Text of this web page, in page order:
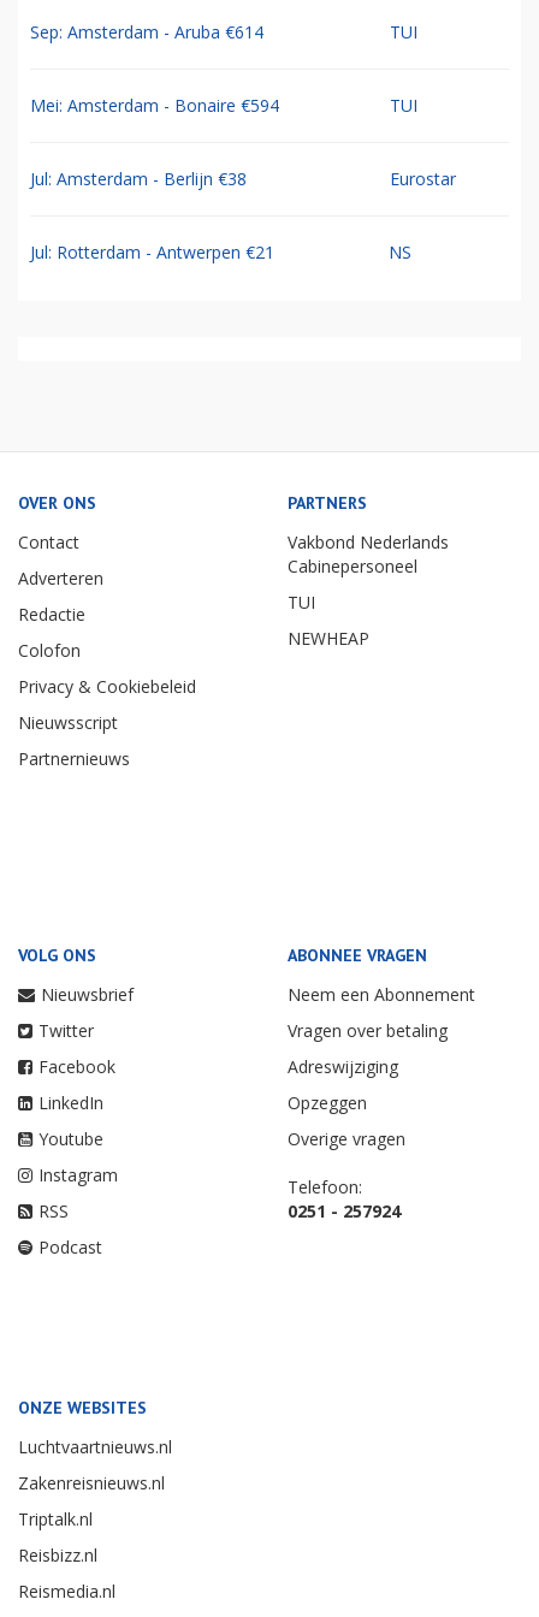
Sep: Amsterdam - Aruba €614 TUI
Mei: Amsterdam - Bonaire €594 TUI
Jul: Amsterdam - Berlijn €38 Eurostar
Jul: Rotterdam - Antwerpen €21 NS
OVER ONS
Contact
Adverteren
Redactie
Colofon
Privacy & Cookiebeleid
Nieuwsscript
Partnernieuws
PARTNERS
Vakbond Nederlands
Cabinepersoneel
TUI
NEWHEAP
VOLG ONS
Nieuwsbrief
Twitter
Facebook
LinkedIn
Youtube
Instagram
RSS
Podcast
ABONNEE VRAGEN
Neem een Abonnement
Vragen over betaling
Adreswijziging
Opzeggen
Overige vragen
Telefoon:
0251 - 257924
ONZE WEBSITES
Luchtvaartnieuws.nl
Zakenreisnieuws.nl
Triptalk.nl
Reisbizz.nl
Reismedia.nl